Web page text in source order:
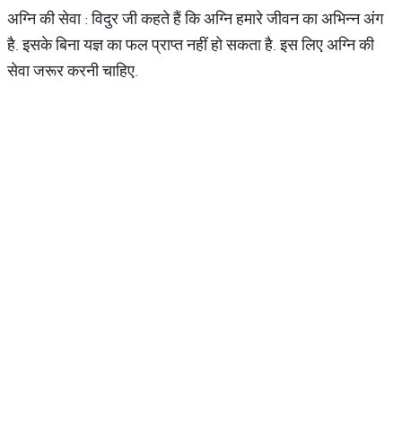
अग्नि की सेवा : विदुर जी कहते हैं कि अग्नि हमारे जीवन का अभिन्न अंग
है. इसके बिना यज्ञ का फल प्राप्त नहीं हो सकता है. इस लिए अग्नि की
सेवा जरूर करनी चाहिए.